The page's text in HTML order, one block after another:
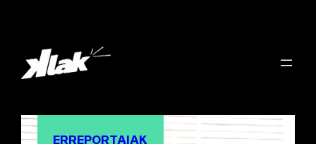
ERREPORTAIAK